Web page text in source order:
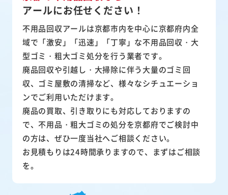
アールにお任せください！
不用品回収アールは京都市内を中心に京都府内全
域で「激安」「迅速」「丁寧」な不用品回収・大
型ゴミ・粗大ゴミ処分を行う業者です。
廃品回収や引越し・大掃除に伴う大量のゴミ回
収、ゴミ屋敷の清掃など、様々なシチュエーショ
ンでご利用いただけます。
廃品の買取、引き取りにも対応しておりますの
で、不用品・粗大ゴミの処分を京都府でご検討中
の方は、ぜひ一度当社へご相談ください。
お見積もりは24時間承りますので、まずはご相談
を。